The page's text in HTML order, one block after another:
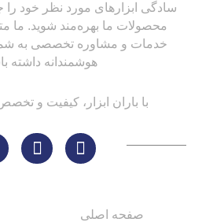
سادگی ابزارهای مورد نظر خود را
محصولات ما بهره‌مند شوید. ما
خدمات و مشاوره تخصصی به شما
هوشمندانه داشته
با باران ابزار، کیفیت و
صفحه اصلی